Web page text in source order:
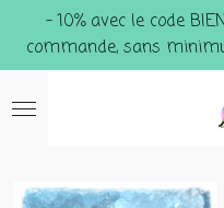
Passer
au
contenu
principal
- 10% avec le code
commande, sans